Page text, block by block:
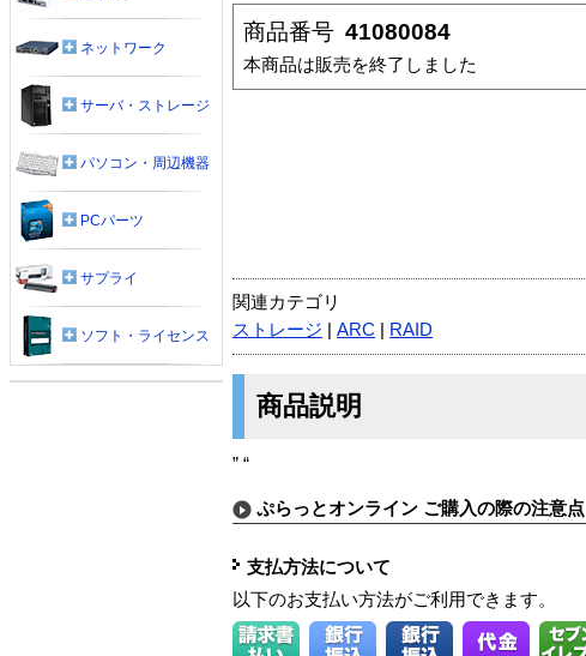
商品番号 41080084
本商品は販売を終了しました
関連カテゴリ
ストレージ
ARC RAID
商品説明
” “
ぷらっとオンライン ご購入の際の注意点
支払方法について
以下のお支払い方法がご利用できます。
ネットワーク
サーバ・ストレージ
パソコン・周辺機器
PCパーツ
サプライ
ソフト・ライセンス